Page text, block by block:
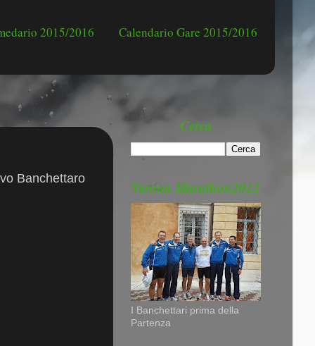
2015/2016 Calendario Gare 2015/2016
Banchettaro
Cerca
Verona Marathon2012
I Banchettari prima della
Partenza